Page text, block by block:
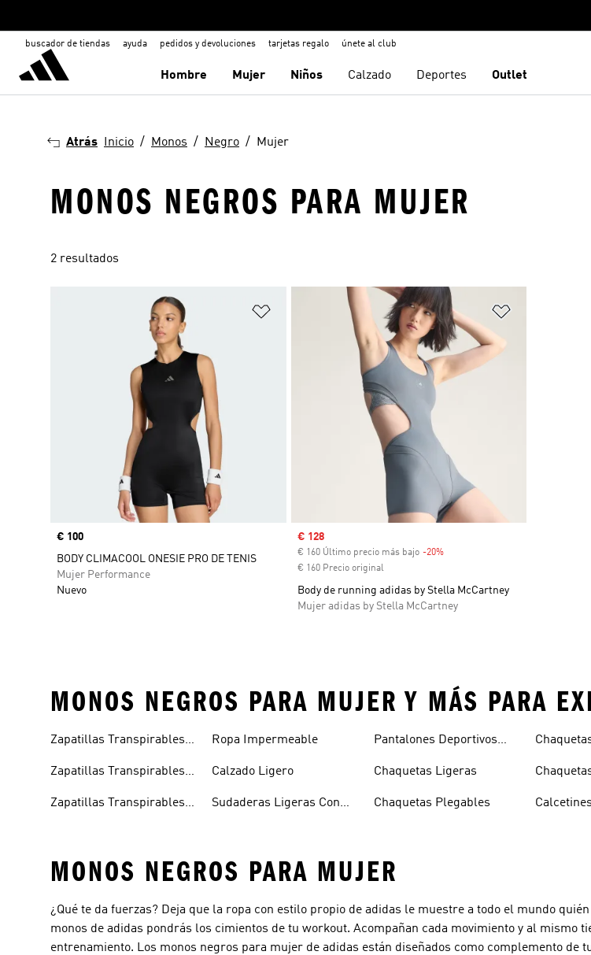
buscador de tiendas ayuda pedidos y devoluciones tarjetas regalo únete al club
Hombre Mujer Niños Calzado Deportes Outlet
Atrás Inicio Monos Negro Mujer
MONOS NEGROS PARA MUJER
2 resultados
Añadir a la lista de deseos
Precio
€ 100
BODY CLIMACOOL ONESIE PRO DE TENIS
Mujer Performance
Nuevo
Precio de venta
€ 128
€ 160 Último precio más bajo -20%Descuento
€ 160 Precio original
Body de running adidas by Stella McCartney
Mujer adidas by Stella McCartney
MONOS NEGROS PARA MUJER Y MÁS PARA
Zapatillas Transpirables
Zapatillas Transpirables
Zapatillas Transpirables
Ropa Impermeable
Calzado Ligero
Sudaderas Ligeras Con
Pantalones Deportivos
Chaquetas Ligeras
Chaquetas Plegables
MONOS NEGROS PARA MUJER
¿Qué te da fuerzas? Deja que la ropa con estilo propio de adidas le muestre a todo el mundo
monos de adidas pondrás los cimientos de tu workout. Acompañan cada movimiento y al mismo
entrenamiento. Los monos negros para mujer de adidas están diseñados como complemento de